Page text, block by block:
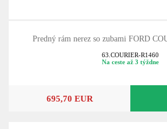
Predný rám nerez so zubami FORD
63.COURIER-R1460
Na ceste až 3 týždne
695,70 EUR